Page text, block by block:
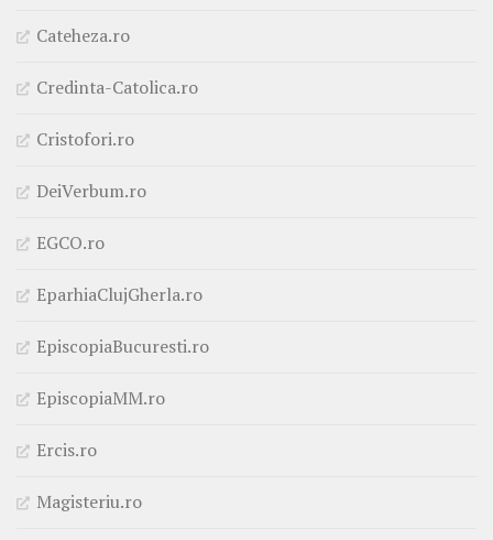
Cateheza.ro
Credinta-Catolica.ro
Cristofori.ro
DeiVerbum.ro
EGCO.ro
EparhiaClujGherla.ro
EpiscopiaBucuresti.ro
EpiscopiaMM.ro
Ercis.ro
Magisteriu.ro